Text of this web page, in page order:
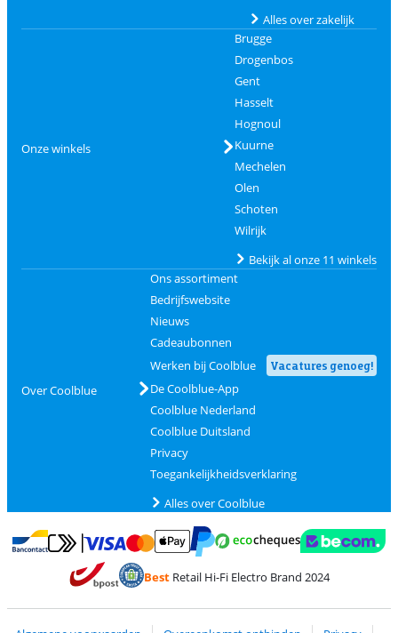
Alles over zakelijk
Onze winkels
Brugge
Drogenbos
Gent
Hasselt
Hognoul
Kuurne
Mechelen
Olen
Schoten
Wilrijk
Bekijk al onze 11 winkels
Over Coolblue
Ons assortiment
Bedrijfswebsite
Nieuws
Cadeaubonnen
Werken bij Coolblue
Vacatures genoeg!
De Coolblue-App
Coolblue Nederland
Coolblue Duitsland
Privacy
Toegankelijkheidsverklaring
Alles over Coolblue
Betalen met Bancontact
Betalen met MasterCard en Visa via ClickToPay
Betalen met PayPal
BestRetail Hi-Fi Electro Brand 2024